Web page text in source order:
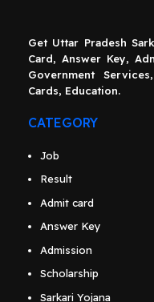
Get Uttar Pradesh
Card, Answer Key,
Government
Cards, Education.
CATEGORY
Job
Result
Admit card
Answer Key
Admission
Scholarship
Sarkari Yojana